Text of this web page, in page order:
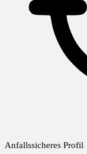
Anfallssicheres Profil